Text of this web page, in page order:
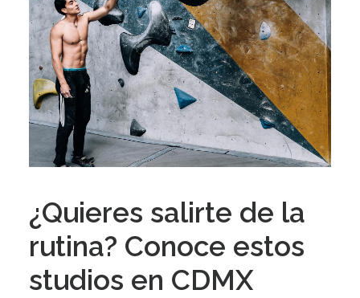
¿Quieres salirte de la
rutina? Conoce estos
studios en CDMX